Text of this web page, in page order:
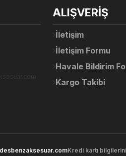
eksik bilgiler bulunuyor.
alternatifler olmalı.
ALIŞVERİŞ
İletişim
İletişim Formu
Havale Bildirim
Kargo Takibi
Kredi kartı